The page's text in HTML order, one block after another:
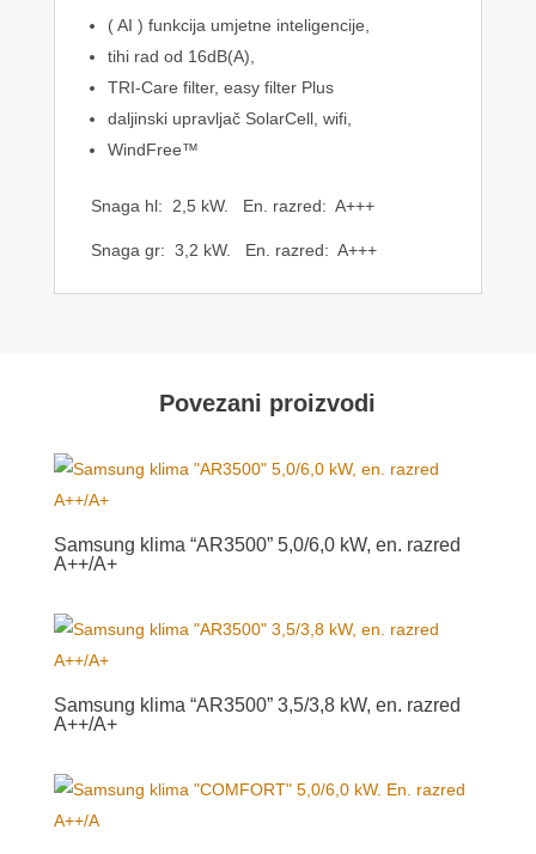
( AI ) funkcija umjetne inteligencije,
tihi rad od 16dB(A),
TRI-Care filter, easy filter Plus
daljinski upravljač SolarCell, wifi,
WindFree™
Snaga hl: 2,5 kW. En. razred: A+++
Snaga gr: 3,2 kW. En. razred: A+++
Povezani proizvodi
Samsung klima “AR3500” 5,0/6,0 kW, en. razred
A++/A+
Samsung klima “AR3500” 3,5/3,8 kW, en. razred
A++/A+